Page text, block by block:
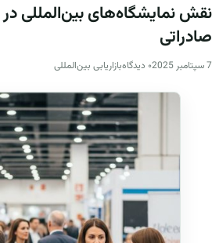
نقش نمایشگاه‌های بین‌المللی در
صادراتی
7 سپتامبر 2025 ۰ دیدگاه بازاریابی بین‌المللی